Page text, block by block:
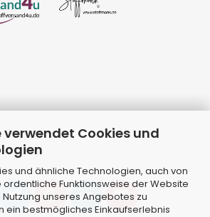
verwendet Cookies und
und ähnliche Technologien, auch von
Funktionsweise der Website
unseres Angebotes zu
ein bestmögliches Einkaufserlebnis